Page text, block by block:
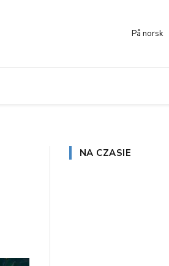
På norsk
NA CZASIE